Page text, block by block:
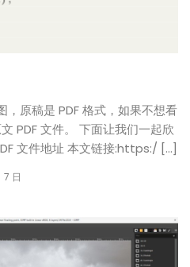
原稿是 PDF 格式，如果不想看
PDF 文件。 下面让我们一起欣
文件地址 本文链接:https:/ […]
7 日